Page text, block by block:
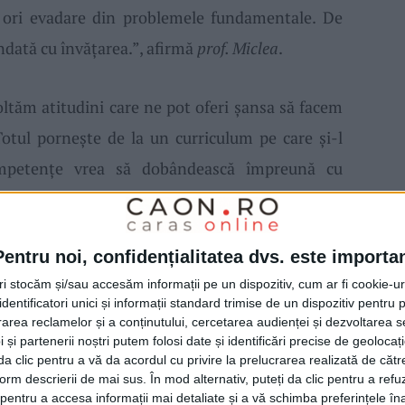
noi, confidențialitatea dvs. este
stocăm și/sau accesăm informații pe un dispozitiv, cum ar fi cookie-
unici și informații standard trimise de un dispozitiv pentru
reclamelor și a conținutului, cercetarea audienței și dezvoltarea
și partenerii noștri putem folosi date și identificări precise de
clic pentru a vă da acordul cu privire la prelucrarea realizată de
descrierii de mai sus. În mod alternativ, puteți da clic pentru a
a accesa informații mai detaliate și a vă schimba preferințele
evadare din problemele fundamentale. De
cu învăţarea.”, afirmă prof. Miclea.
atitudini care ne pot oferi şansa să facem
porneşte de la un curriculum pe care şi-l
vrea să dobândească împreună cu
va deprinde pentru a dobândi competenţele
responsabilitate în învăţare şi reflecţia asupra
merge în 100 de direcţi idin care vom culege
să învăţăm mare lucru, mai degrabă vom
adevărataînvăţ are,făcându-neuşor de